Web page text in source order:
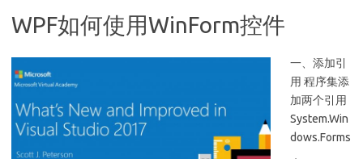
WPF如何使用WinForm控件
一、添加引
用 程序集添
加两个引用
System.Win
dows.Forms
，